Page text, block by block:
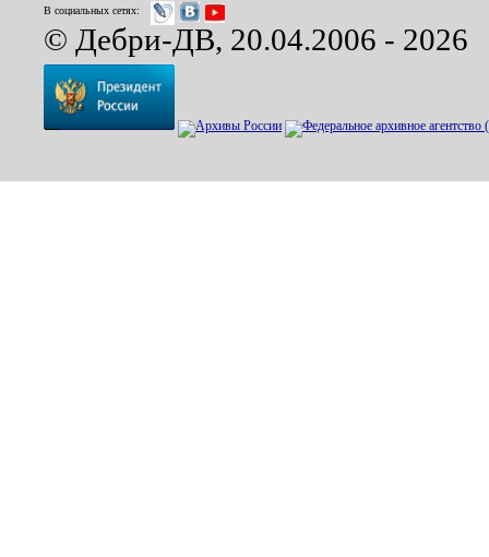
В социальных сетях:
© Дебри-ДВ, 20.04.2006 - 2026